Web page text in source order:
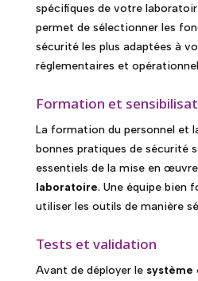
spécifiques de votre
permet de sélectionner les
sécurité les plus adaptées à
réglementaires et
Formation et
La formation du personnel et
bonnes pratiques de sécurité
essentiels de la mise en œuvre
laboratoire. Une équipe bien
utiliser les outils de manière
Tests et validation
Avant de déployer le système